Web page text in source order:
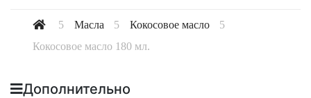
Масла
Кокосовое масло
Кокосовое масло 180 мл.
Дополнительно